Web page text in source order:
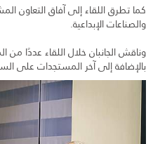
كما تطرق اللقاء إلى آفاق التعاون
والصناعات الإبداعية.
وناقش الجانبان خلال اللقاء عددًا
بالإضافة إلى آخر المستجدات على